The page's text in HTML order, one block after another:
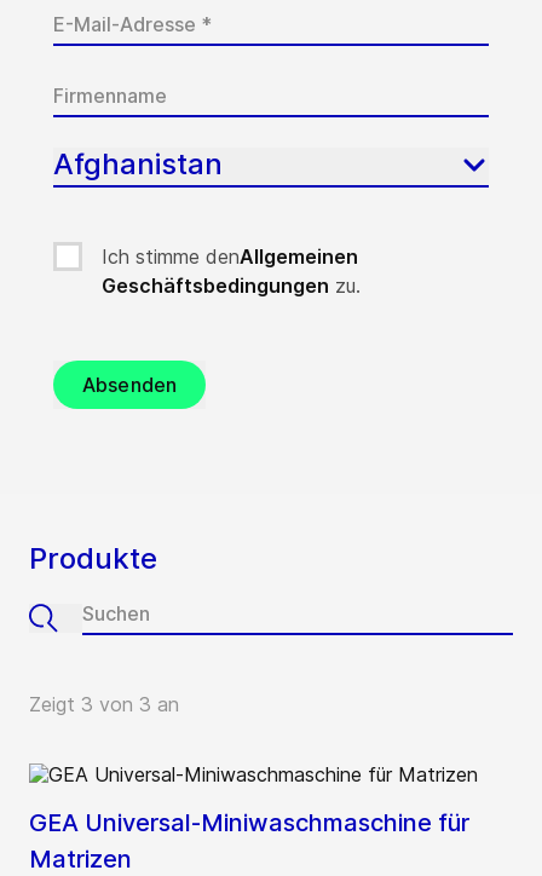
Afghanistan
Ich stimme denAllgemeinen
Geschäftsbedingungen zu.
Absenden
Produkte
Zeigt 3 von 3 an
GEA Universal-Miniwaschmaschine für
Matrizen